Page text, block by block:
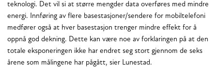
teknologi. Det vil si at større mengder data overføres med mindre
energi. Innføring av flere basestasjoner/sendere for mobiltelefoni
medfører også at hver basestasjon trenger mindre effekt for å
oppnå god dekning. Dette kan være noe av forklaringen på at den
totale eksponeringen ikke har endret seg stort gjennom de seks
årene som målingene har pågått, sier Lunestad.